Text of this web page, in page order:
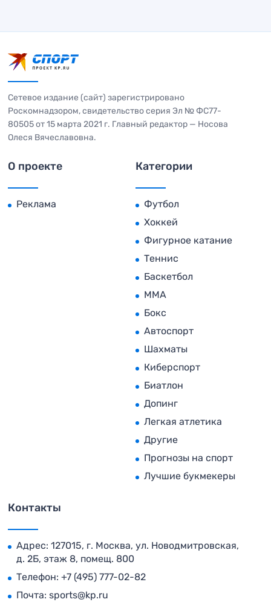
Сетевое издание (сайт) зарегистрировано
Роскомнадзором, свидетельство серия Эл № ФС77-
80505 от 15 марта 2021 г. Главный редактор — Носова
Олеся Вячеславовна.
О проекте
Реклама
Категории
Футбол
Хоккей
Фигурное катание
Теннис
Баскетбол
MMA
Бокс
Автоспорт
Шахматы
Киберспорт
Биатлон
Допинг
Легкая атлетика
Другие
Прогнозы на спорт
Лучшие букмекеры
Контакты
Адрес: 127015, г. Москва, ул. Новодмитровская,
д. 2Б, этаж 8, помещ. 800
Телефон: +7 (495) 777-02-82
Почта: sports@kp.ru